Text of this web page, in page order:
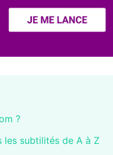
?
subtilités de A à Z